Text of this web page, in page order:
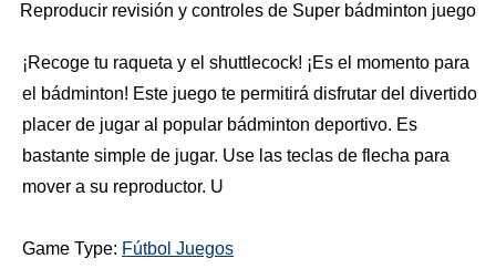
Reproducir revisión y controles de Super bádminton juego
¡Recoge tu raqueta y el shuttlecock! ¡Es el momento para
el bádminton! Este juego te permitirá disfrutar del divertido
placer de jugar al popular bádminton deportivo. Es
bastante simple de jugar. Use las teclas de flecha para
mover a su reproductor. U
Game Type: Fútbol Juegos